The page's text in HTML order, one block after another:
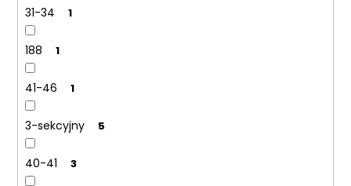
31-34 1
188 1
41-46 1
3-sekcyjny 5
40-41 3